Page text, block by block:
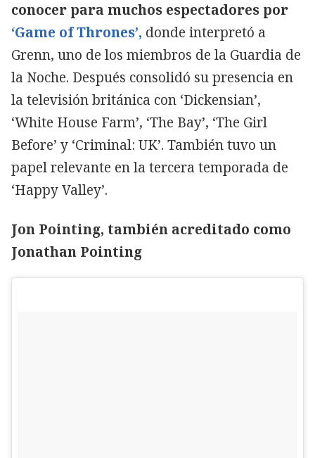
conocer para muchos espectadores por
‘Game of Thrones’, donde interpretó a
Grenn, uno de los miembros de la Guardia de
la Noche. Después consolidó su presencia en
la televisión británica con ‘Dickensian’,
‘White House Farm’, ‘The Bay’, ‘The Girl
Before’ y ‘Criminal: UK’. También tuvo un
papel relevante en la tercera temporada de
‘Happy Valley’.
Jon Pointing, también acreditado como
Jonathan Pointing